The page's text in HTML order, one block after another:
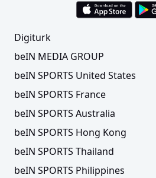
Digiturk
beIN MEDIA GROUP
beIN SPORTS United States
beIN SPORTS France
beIN SPORTS Australia
beIN SPORTS Hong Kong
beIN SPORTS Thailand
beIN SPORTS Philippines